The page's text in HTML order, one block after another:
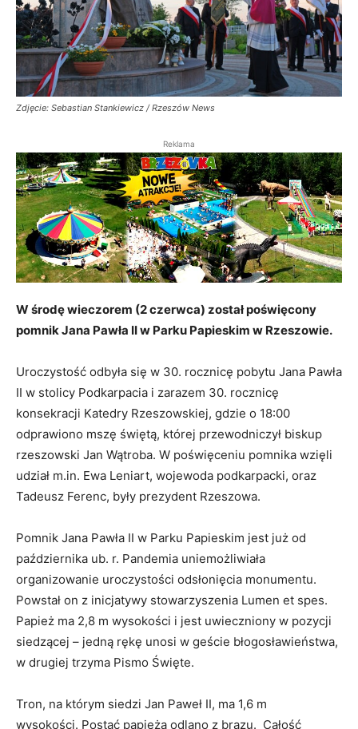
Zdjęcie: Sebastian Stankiewicz / Rzeszów News
Reklama
W środę wieczorem (2 czerwca) został poświęcony
pomnik Jana Pawła II w Parku Papieskim w Rzeszowie.
Uroczystość odbyła się w 30. rocznicę pobytu Jana Pawła
II w stolicy Podkarpacia i zarazem 30. rocznicę
konsekracji Katedry Rzeszowskiej, gdzie o 18:00
odprawiono mszę świętą, której przewodniczył biskup
rzeszowski Jan Wątroba. W poświęceniu pomnika wzięli
udział m.in. Ewa Leniart, wojewoda podkarpacki, oraz
Tadeusz Ferenc, były prezydent Rzeszowa.
Pomnik Jana Pawła II w Parku Papieskim jest już od
października ub. r. Pandemia uniemożliwiała
organizowanie uroczystości odsłonięcia monumentu.
Powstał on z inicjatywy stowarzyszenia Lumen et spes.
Papież ma 2,8 m wysokości i jest uwieczniony w pozycji
siedzącej – jedną rękę unosi w geście błogosławieństwa,
w drugiej trzyma Pismo Święte.
Tron, na którym siedzi Jan Paweł II, ma 1,6 m
wysokości. Postać papieża odlano z brązu. Całość